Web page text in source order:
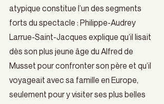
atypique constitue l’un des segments
forts du spectacle : Philippe-Audrey
Larrue-Saint-Jacques explique qu’il lisait
dès son plus jeune âge du Alfred de
Musset pour confronter son père et qu’il
voyageait avec sa famille en Europe,
seulement pour y visiter ses plus belles